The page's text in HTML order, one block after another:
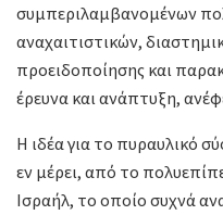
συμπεριλαμβανομένων
αναχαιτιστικών,
προειδοποίησης και
έρευνα και ανάπτυξη,
Η ιδέα για το πυραυλικό
εν μέρει, από το
Ισραήλ, το οποίο συχνά